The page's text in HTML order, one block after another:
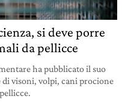
si deve porre
da pellicce
ha pubblicato il suo
di visoni, volpi, cani procione